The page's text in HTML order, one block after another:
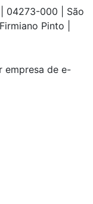
04273-000 | São
Pinto |
empresa de e-